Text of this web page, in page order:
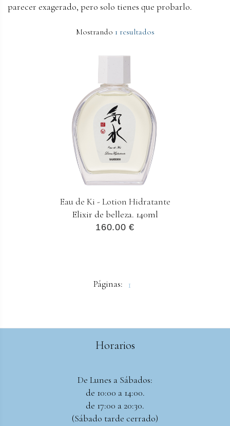
parecer exagerado, pero solo tienes que probarlo.
Mostrando 1 resultados
Eau de Ki - Lotion Hidratante
Elixir de belleza. 140ml
160.00 €
Páginas: 1
Horarios
De Lunes a Sábados:
de 10:00 a 14:00.
de 17:00 a 20:30.
(Sábado tarde cerrado)